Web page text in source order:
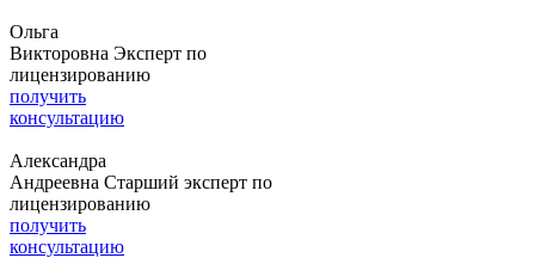
Ольга
Викторовна Эксперт по
лицензированию
получить
консультацию
Александра
Андреевна Старший эксперт по
лицензированию
получить
консультацию